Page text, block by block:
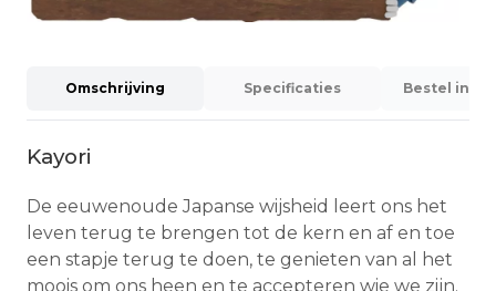
Omschrijving Specificaties Bestel
Kayori
De eeuwenoude Japanse wijsheid leert ons het
leven terug te brengen tot de kern en af en toe
een stapje terug te doen, te genieten van al het
moois om ons heen en te accepteren wie we zijn.